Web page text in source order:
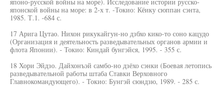
японской войны на море: в 2-х т. -Токио: Кёику сюппан сэнта,
1985. Т.1. -684 с.
17 Арига Цутао. Нихон рикукайгун-но дзбхо кико-то соно кацудо
(Организация и деятельность разведывательных органов армии и
флота Японии). - Токио: Киндай бунгэйся, 1995. - 355 с.
18 Хори Эйдзо. Дайхонъэй самбо-но дзёхо сэнки (Боевая летопись
разведывательной работы штаба Ставки Верховного
Главнокомандующего). - Токио: Бунгэй сюндзю, 1989. - 285 с.